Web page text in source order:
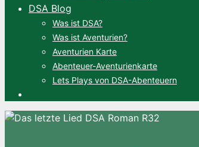
DSA Blog
Was ist DSA?
Was ist Aventurien?
Aventurien Karte
Abenteuer-Aventurienkarte
Lets Plays von DSA-Abenteuern